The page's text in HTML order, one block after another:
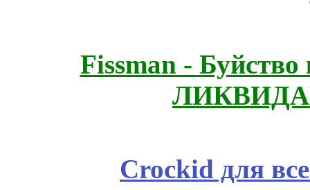
Fissmаn -
Crockid для